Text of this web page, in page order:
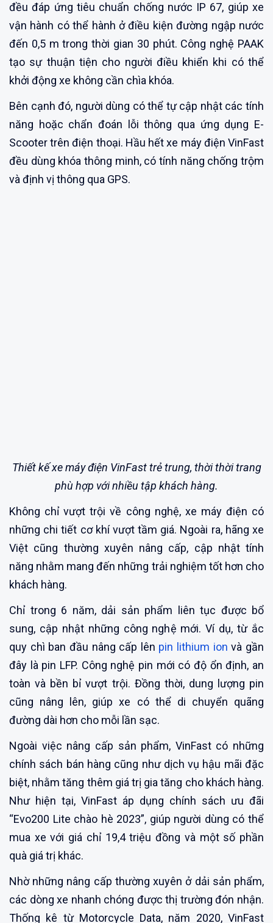
đều đáp ứng tiêu chuẩn chống nước IP 67, giúp xe
vận hành có thể hành ở điều kiện đường ngập nước
đến 0,5 m trong thời gian 30 phút. Công nghệ PAAK
tạo sự thuận tiện cho người điều khiển khi có thể
khởi động xe không cần chìa khóa.
Bên cạnh đó, người dùng có thể tự cập nhật các tính
năng hoặc chẩn đoán lỗi thông qua ứng dụng E-
Scooter trên điện thoại. Hầu hết xe máy điện VinFast
đều dùng khóa thông minh, có tính năng chống trộm
và định vị thông qua GPS.
Thiết kế xe máy điện VinFast trẻ trung, thời thời trang
phù hợp với nhiều tập khách hàng.
Không chỉ vượt trội về công nghệ, xe máy điện có
những chi tiết cơ khí vượt tầm giá. Ngoài ra, hãng xe
Việt cũng thường xuyên nâng cấp, cập nhật tính
năng nhằm mang đến những trải nghiệm tốt hơn cho
khách hàng.
Chỉ trong 6 năm, dải sản phẩm liên tục được bổ
sung, cập nhật những công nghệ mới. Ví dụ, từ ắc
quy chì ban đầu nâng cấp lên pin lithium ion và gần
đây là pin LFP. Công nghệ pin mới có độ ổn định, an
toàn và bền bỉ vượt trội. Đồng thời, dung lượng pin
cũng nâng lên, giúp xe có thể di chuyển quãng
đường dài hơn cho mỗi lần sạc.
Ngoài việc nâng cấp sản phẩm, VinFast có những
chính sách bán hàng cũng như dịch vụ hậu mãi đặc
biệt, nhằm tăng thêm giá trị gia tăng cho khách hàng.
Như hiện tại, VinFast áp dụng chính sách ưu đãi
“Evo200 Lite chào hè 2023”, giúp người dùng có thể
mua xe với giá chỉ 19,4 triệu đồng và một số phần
quà giá trị khác.
Nhờ những nâng cấp thường xuyên ở dải sản phẩm,
các dòng xe nhanh chóng được thị trường đón nhận.
Thống kê từ Motorcycle Data, năm 2020, VinFast